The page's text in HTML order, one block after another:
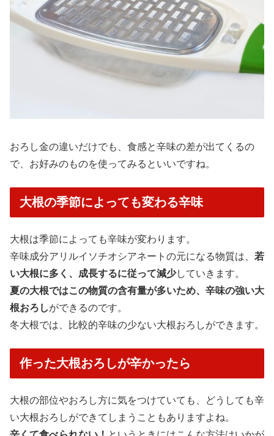
おろし金の違いだけでも、食感と辛味の差が出てくるの
で、お好みのものを使ってみるといいですね。
大根の季節によっても変わる辛味
大根は季節によっても辛味が変わります。
辛味成分アリルイソチオシアネートの元になる物質は、 若
い大根に多く、成長するに従って減少していきます。
夏の大根ではこの物質の含有量が多いため、辛味の強い大
根おろしができるのです。
冬大根では、比較的辛味の少ない大根おろしができます。
作った大根おろしが辛かったら
大根の部位やおろし方に気をつけていても、どうしても辛
い大根おろしができてしまうこともありますよね。